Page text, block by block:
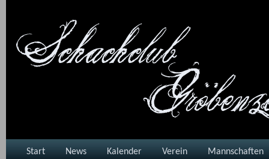
Start News Kalender Verein Mannschaften